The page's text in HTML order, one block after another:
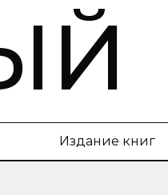
Издание книг